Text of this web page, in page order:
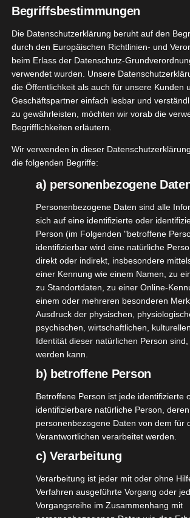
12
07, 2023
von
Johnson
Lifestyle
Windrad von Deko Johnson
Juli 12, 2023 | Deko ,Garten,Lifestyle ,
24
05, 2023
50
cm
Lifestyle
Saal Digital 50 x 70 cm
Mai 24, 2023 | Deko,Lifestyle,
4
12, 2022
LITTLE
Lifestyle
Begriffsbestimmungen
Die Datenschutzerklärung beruht auf den
durch den Europäischen Richtlinien- und
beim Erlass der Datenschutz-
verwendet wurden. Unsere
die Öffentlichkeit als auch für unsere Kunden
Geschäftspartner einfach lesbar und
zu gewährleisten, möchten wir vorab die
Begrifflichkeiten erläutern.
Wir verwenden in dieser
die folgenden Begriffe:
a) personenbezogene
Personenbezogene Daten sind alle
sich auf eine identifizierte oder
Person (im Folgenden "betroffene
identifizierbar wird eine natürliche
direkt oder indirekt, insbesondere
einer Kennung wie einem Namen, zu
zu Standortdaten, zu einer Online-
einem oder mehreren besonderen
Ausdruck der physischen,
psychischen, wirtschaftlichen,
Identität dieser natürlichen Person
werden kann.
b) betroffene Person
Betroffene Person ist jede identifizierte
identifizierbare natürliche Person, deren
personenbezogene Daten von dem für
Verantwortlichen verarbeitet werden.
c) Verarbeitung
Verarbeitung ist jeder mit oder ohne
Verfahren ausgeführte Vorgang oder
Vorgangsreihe im Zusammenhang mit